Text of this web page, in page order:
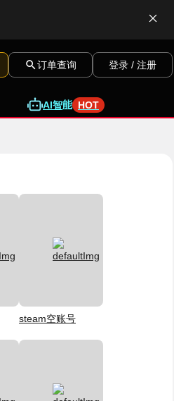
订单查询 登录 / 注册
AI智能 HOT
steam空账号